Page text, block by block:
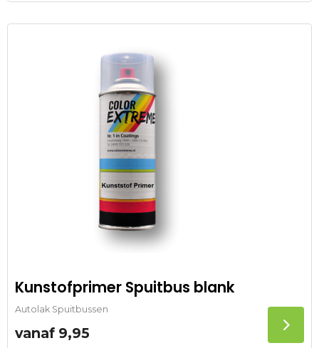
Kunstofprimer Spuitbus blank
Autolak Spuitbussen
vanaf 9,95